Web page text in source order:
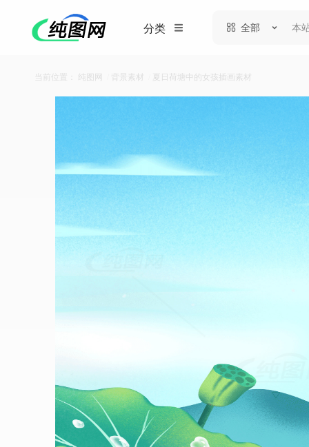
分类 全部
当前位置： 纯图网 背景素材 夏日荷塘中的女孩插画素材